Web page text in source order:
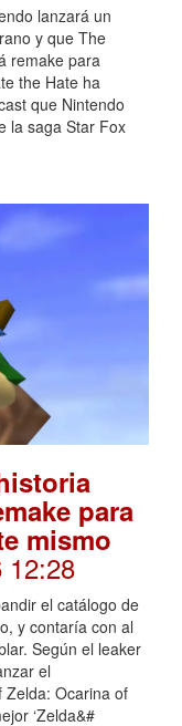
lanzará un
y que The
remake para
the Hate ha
que Nintendo
la saga Star Fox
para
mismo
12:28
el catálogo de
y contaría con al
Según el leaker
el
Ocarina of
‘Zelda&#